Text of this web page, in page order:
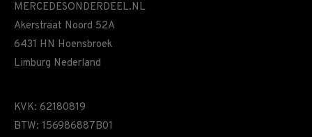
MERCEDESONDERDEEL.NL
Akerstraat Noord 52A
6431 HN Hoensbroek
Limburg Nederland
KVK: 62180819
BTW: 156986887B01